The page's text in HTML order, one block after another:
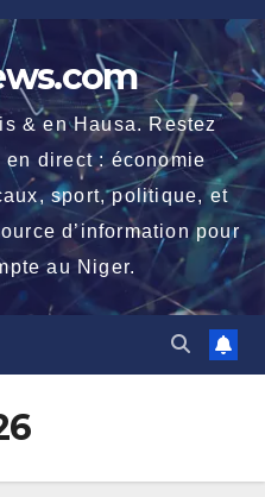
& en Hausa. Restez
en direct : économie
sport, politique, et
d’information pour
au Niger.